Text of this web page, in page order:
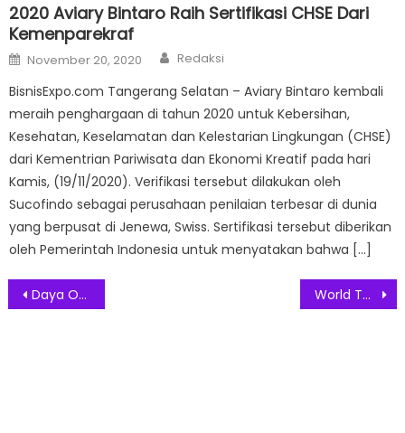
2020 Aviary Bintaro Raih Sertifikasi CHSE Dari
Kemenparekraf
Posted
on
November 20, 2020 Author
Redaksi
BisnisExpo.com Tangerang Selatan – Aviary Bintaro kembali
meraih penghargaan di tahun 2020 untuk Kebersihan,
Kesehatan, Keselamatan dan Kelestarian Lingkungan (CHSE)
dari Kementrian Pariwisata dan Ekonomi Kreatif pada hari
Kamis, (19/11/2020). Verifikasi tersebut dilakukan oleh
Sucofindo sebagai perusahaan penilaian terbesar di dunia
yang berpusat di Jenewa, Swiss. Sertifikasi tersebut diberikan
oleh Pemerintah Indonesia untuk menyatakan bahwa […]
Post
Daya Output 22.5W Jadi Andalan, PowerBank Mini dari ANKER Siap Isi Cepat Baterai Ponsel Kesayangan World Tourism Day Dorong Pariwisata Berbasis Sustainable di Indonesia